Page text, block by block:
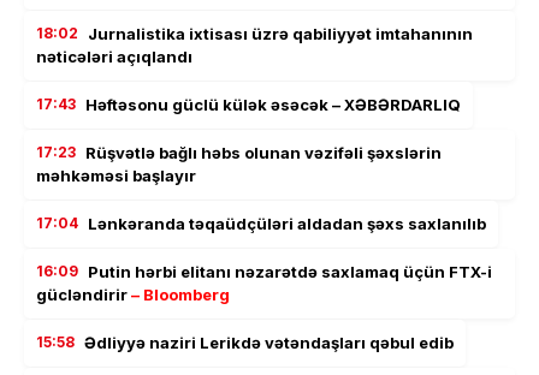
18:02
Jurnalistika ixtisası üzrə qabiliyyət imtahanının
nəticələri açıqlandı
17:43 Həftəsonu güclü külək əsəcək – XƏBƏRDARLIQ
17:23 Rüşvətlə bağlı həbs olunan vəzifəli şəxslərin
məhkəməsi başlayır
17:04 Lənkəranda təqaüdçüləri aldadan şəxs saxlanılıb
16:09 Putin hərbi elitanı nəzarətdə saxlamaq üçün FTX-i
gücləndirir– Bloomberg
15:58 Ədliyyə naziri Lerikdə vətəndaşları qəbul edib